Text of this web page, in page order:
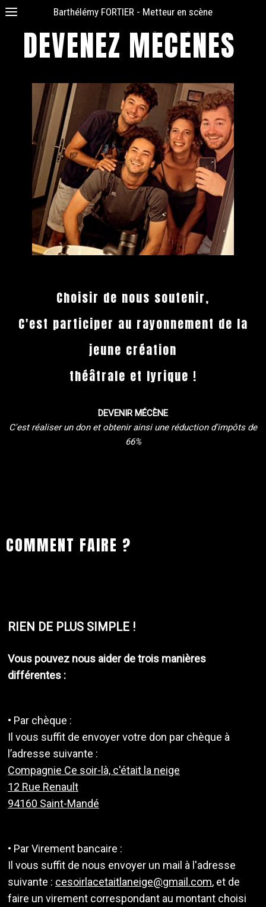
Barthélémy FORTIER - Metteur en scène
DEVENEZ MÉCÈNES
Choisir de nous soutenir,
C'est participer au rayonnement de la
jeune création
théâtrale et lyrique !
DEVENIR MÉCÈNE
C'est réaliser un don et obtenir ainsi une réduction d'impôts de
66%
COMMENT FAIRE ?
RIEN DE PLUS SIMPLE !
Vous pouvez nous aider de trois manières
différentes :
• Par chèque :
Il vous suffit de envoyer votre don par chèque à
l’adresse suivante :
Compagnie Ce soir-là, c'était la neige
12 Rue Renault
94160 Saint-Mandé
• Par Virement bancaire :
Il vous suffit de nous envoyer un mail à l'adresse
suivante : cesoirlacetaitlaneige@gmail.com, et de
faire un virement correspondant au montant choisi